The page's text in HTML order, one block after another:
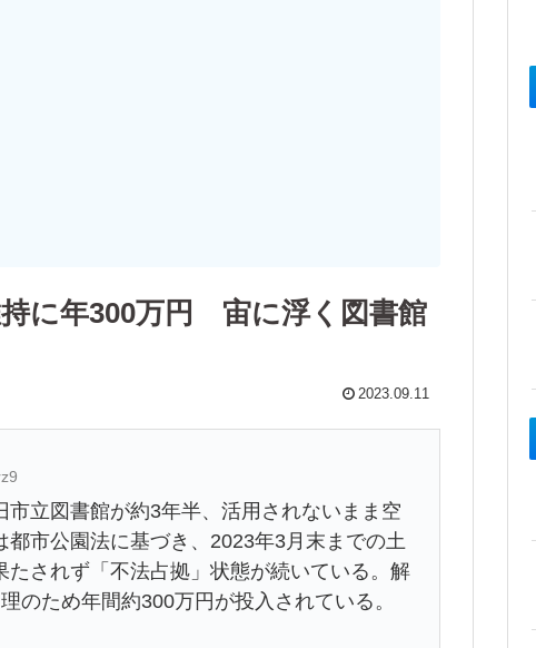
に年300万円 宙に浮く図書館
2023.09.11
立図書館が約3年半、活用されないまま空
市公園法に基づき、2023年3月末までの土
されず「不法占拠」状態が続いている。解
のため年間約300万円が投入されている。